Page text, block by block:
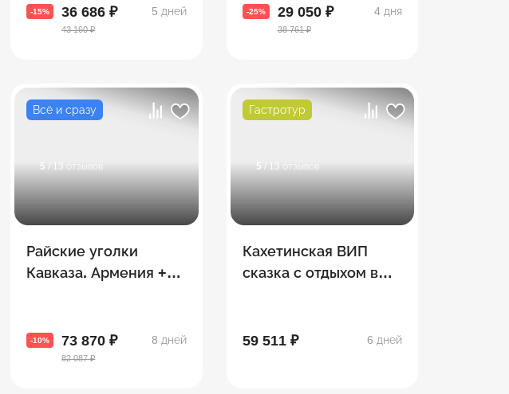
-15% 36 686 ₽
43 160 ₽
5 дней -25% 29 050 ₽
38 761 ₽
4 дня
Всё и сразу
5 / 13 отзывов
Райские уголки
Кавказа. Армения +
-10% 73 870 ₽
82 087 ₽
8 дней
Гастротур
5 / 13 отзывов
Кахетинская ВИП
сказка с отдыхом в
59 511 ₽
6 дней